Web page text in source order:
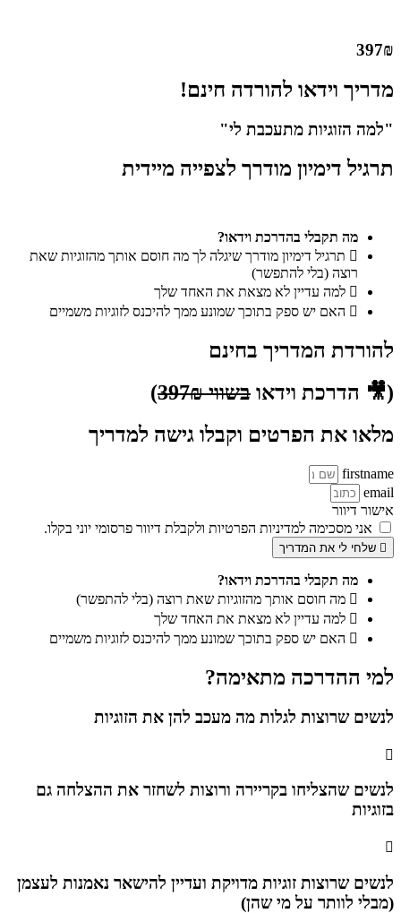
397₪
מדריך וידאו להורדה חינם!
"למה הזוגיות מתעכבת לי"
תרגיל דימיון מודרך לצפייה מיידית
מה תקבלי בהדרכת וידאו?
תרגיל דימיון מודרך שיגלה לך מה חוסם אותך מהזוגיות שאת
רוצה (בלי להתפשר)
למה עדיין לא מצאת את האחד שלך
האם יש ספק בתוכך שמונע ממך להיכנס לזוגיות משמיים
להורדת המדריך בחינם
(🎥 הדרכת וידאו בשווי 397₪
)
מלאו את הפרטים וקבלו גישה למדריך
firstname
email
אישור דיוור
אני מסכימה למדיניות הפרטיות ולקבלת דיוור פרסומי יוני בקלו.
שלחי לי את המדריך
מה תקבלי בהדרכת וידאו?
מה חוסם אותך מהזוגיות שאת רוצה (בלי להתפשר)
למה עדיין לא מצאת את האחד שלך
האם יש ספק בתוכך שמונע ממך להיכנס לזוגיות משמיים
למי ההדרכה מתאימה?
לנשים שרוצות לגלות מה מעכב להן את הזוגיות
לנשים שהצליחו בקריירה ורוצות לשחזר את ההצלחה גם
בזוגיות
לנשים שרוצות זוגיות מדויקת ועדיין להישאר נאמנות לעצמן
(מבלי לוותר על מי שהן)